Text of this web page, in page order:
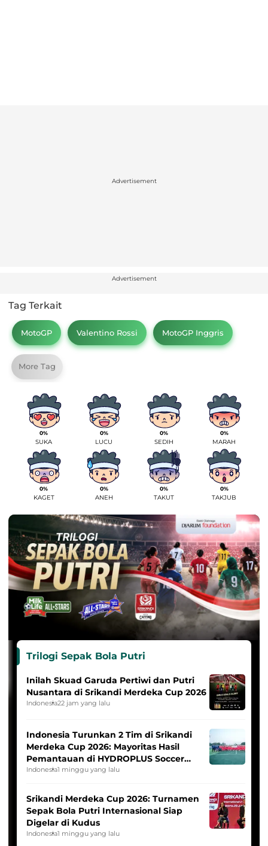
Advertisement
Advertisement
Tag Terkait
MotoGP Valentino Rossi MotoGP Inggris
More Tag
0%
SUKA
0%
LUCU
0%
SEDIH
0%
MARAH
0%
KAGET
0%
ANEH
0%
TAKUT
0%
TAKJUB
Trilogi Sepak Bola Putri
Inilah Skuad Garuda Pertiwi dan Putri
Nusantara di Srikandi Merdeka Cup 2026
Indonesia22 jam yang lalu
Indonesia Turunkan 2 Tim di Srikandi
Merdeka Cup 2026: Mayoritas Hasil
Pemantauan di HYDROPLUS Soccer
League
Indonesia1 minggu yang lalu
Srikandi Merdeka Cup 2026: Turnamen
Sepak Bola Putri Internasional Siap
Digelar di Kudus
Indonesia1 minggu yang lalu